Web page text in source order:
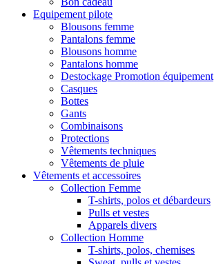
Equipement pilote
Blousons femme
Pantalons femme
Blousons homme
Pantalons homme
Destockage Promotion équipement
Casques
Bottes
Gants
Combinaisons
Protections
Vêtements techniques
Vêtements de pluie
Vêtements et accessoires
Collection Femme
T-shirts, polos et débardeurs
Pulls et vestes
Apparels divers
Collection Homme
T-shirts, polos, chemises